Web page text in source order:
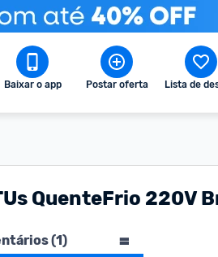
Baixar o app Postar oferta Lista de
QuenteFrio 220V
(1)